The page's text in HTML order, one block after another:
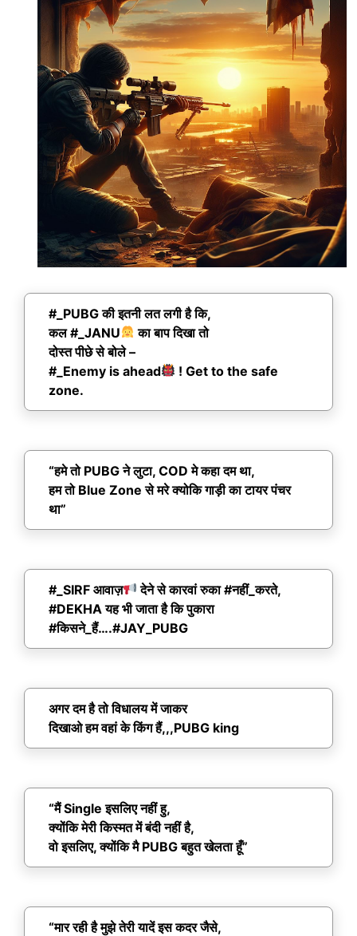
#_PUBG की इतनी लत लगी है कि,
कल #_JANU
का बाप दिखा तो
दोस्त पीछे से बोले –
#_Enemy is ahead
! Get to the safe
zone.
“हमे तो PUBG ने लुटा, COD मे कहा दम था,
हम तो Blue Zone से मरे क्योकि गाड़ी का टायर पंचर
था”
#_SIRF आवाज़
देने से कारवां रुका #नहीं_करते,
#DEKHA यह भी जाता है कि पुकारा
#किसने_हैं….#JAY_PUBG
अगर दम है तो विधालय में जाकर
दिखाओ हम वहां के किंग हैं,,,PUBG king
“मैं Single इसलिए नहीं हु,
क्योंकि मेरी किस्मत में बंदी नहीं है,
वो इसलिए, क्योंकि मै PUBG बहुत खेलता हूँ”
“मार रही है मुझे तेरी यादें इस कदर जैसे,